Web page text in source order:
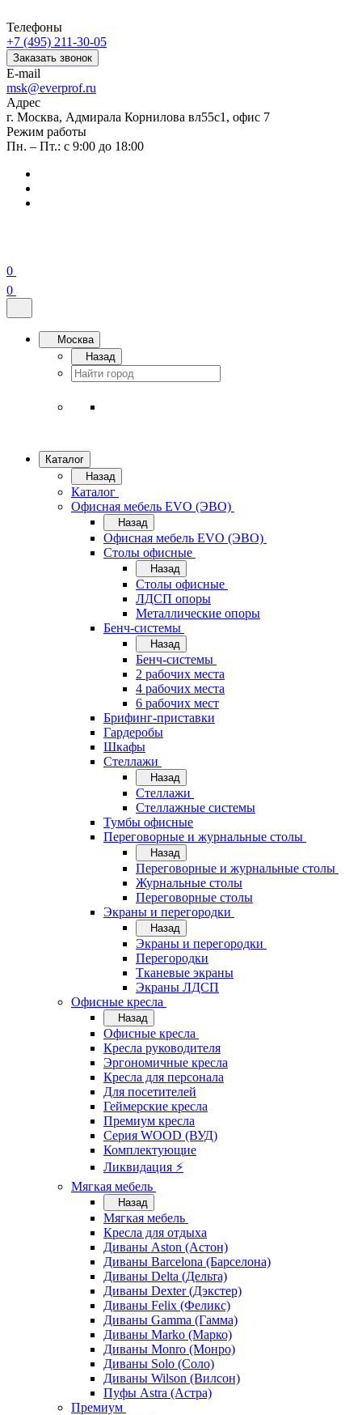
Телефоны
+7 (495) 211-30-05
Заказать звонок
E-mail
msk@everprof.ru
Адрес
г. Москва, Адмирала Корнилова вл55с1, офис 7
Режим работы
Пн. – Пт.: с 9:00 до 18:00
0
0
Москва
Назад
Каталог
Назад
Каталог
Офисная мебель EVO (ЭВО)
Назад
Офисная мебель EVO (ЭВО)
Cтолы офисные
Назад
Cтолы офисные
ЛДСП опоры
Металлические опоры
Бенч-системы
Назад
Бенч-системы
2 рабочих места
4 рабочих места
6 рабочих мест
Брифинг-приставки
Гардеробы
Шкафы
Стеллажи
Назад
Стеллажи
Стеллажные системы
Тумбы офисные
Переговорные и журнальные столы
Назад
Переговорные и журнальные столы
Журнальные столы
Переговорные столы
Экраны и перегородки
Назад
Экраны и перегородки
Перегородки
Тканевые экраны
Экраны ЛДСП
Офисные кресла
Назад
Офисные кресла
Кресла руководителя
Эргономичные кресла
Кресла для персонала
Для посетителей
Геймерские кресла
Премиум кресла
Серия WOOD (ВУД)
Комплектующие
Ликвидация ⚡
Мягкая мебель
Назад
Мягкая мебель
Кресла для отдыха
Диваны Aston (Астон)
Диваны Barcelona (Барселона)
Диваны Delta (Дельта)
Диваны Dexter (Дэкстер)
Диваны Felix (Феликс)
Диваны Gamma (Гамма)
Диваны Marko (Марко)
Диваны Monro (Монро)
Диваны Solo (Соло)
Диваны Wilson (Вилсон)
Пуфы Astra (Астра)
Премиум